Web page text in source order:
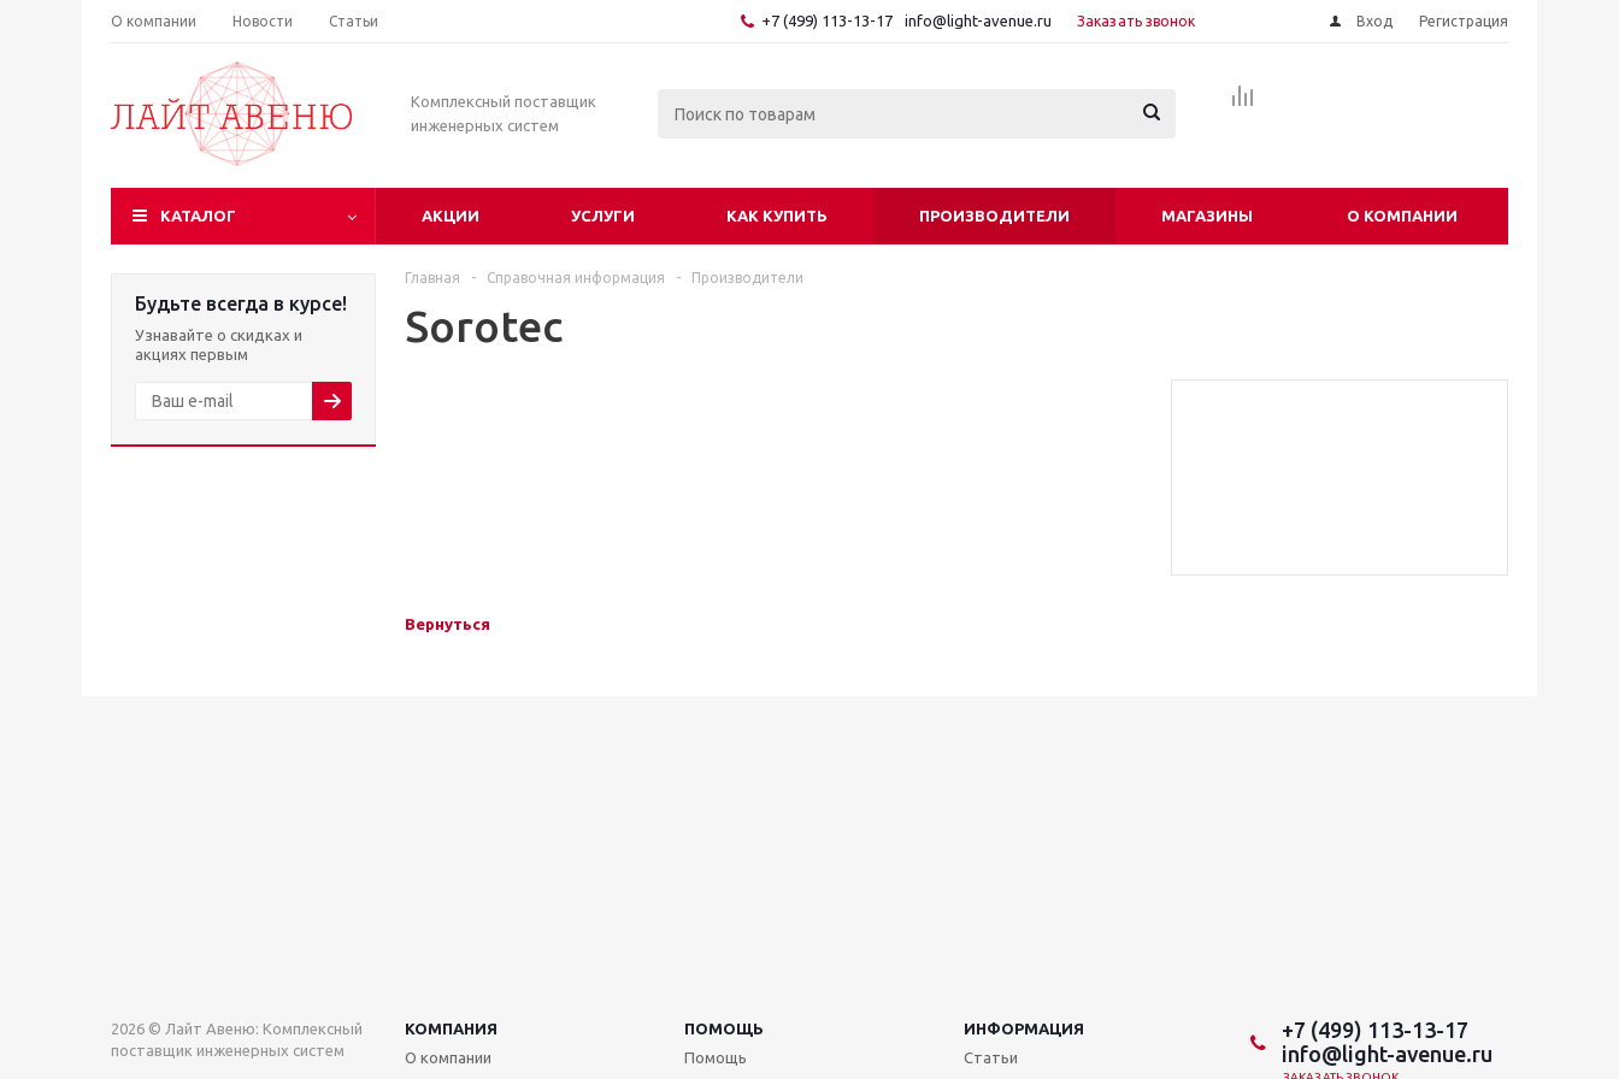
О компании Новости Статьи +7 (499) 113-13-17 info@light-avenue.ru Заказать звонок Вход Регистрация
Комплексный поставщик
инженерных систем
КАТАЛОГ АКЦИИ УСЛУГИ КАК КУПИТЬ ПРОИЗВОДИТЕЛИ МАГАЗИНЫ О КОМПАНИИ
Будьте всегда в курсе!
Узнавайте о скидках и
акциях первым
Главная - Справочная информация - Производители
Sorotec
Вернуться
2026 © Лайт Авеню: Комплексный
поставщик инженерных систем
КОМПАНИЯ ПОМОЩЬ
ИНФОРМАЦИЯ
О компании
Помощь
Статьи
+7 (499) 113-13-17
info@light-avenue.ru